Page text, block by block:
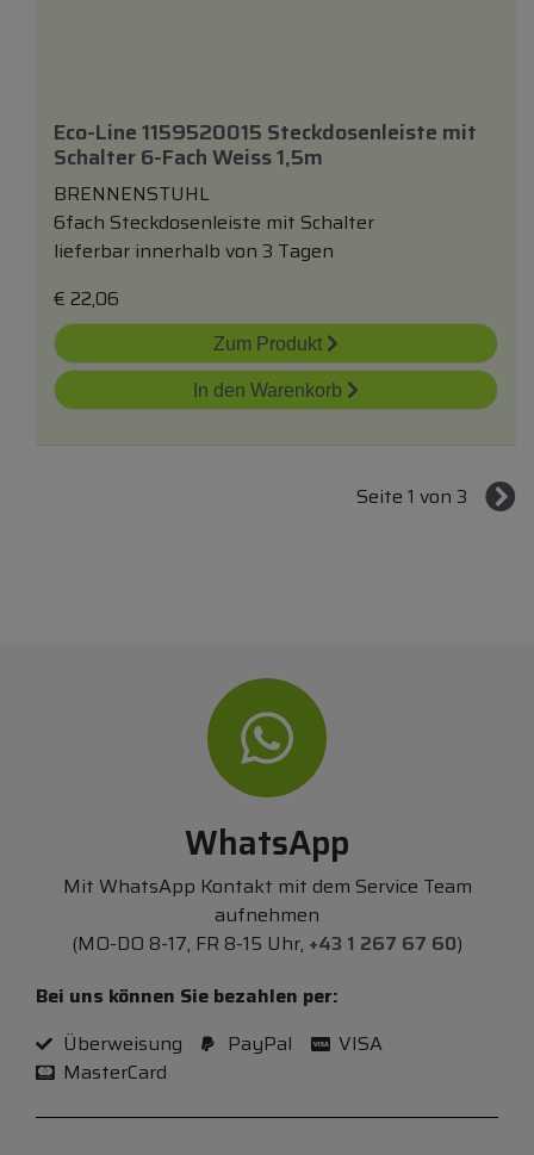
Eco-Line 1159520015 Steckdosenleiste mit
Schalter 6-Fach Weiss 1,5m
BRENNENSTUHL
6fach Steckdosenleiste mit Schalter
lieferbar innerhalb von 3 Tagen
€ 22,06
Zum Produkt
In den Warenkorb
Seite 1 von 3
WhatsApp
Mit WhatsApp Kontakt mit dem Service Team
aufnehmen
(MO-DO 8-17, FR 8-15 Uhr, +43 1 267 67 60)
Bei uns können Sie bezahlen per:
Überweisung
PayPal
VISA
MasterCard